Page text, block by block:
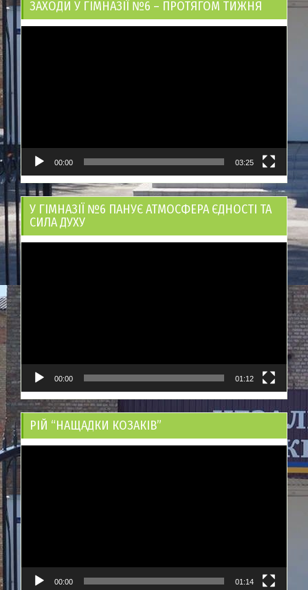
ЗАХОДИ У ГІМНАЗІЇ №6 – ПРОТЯГОМ ТИЖНЯ
00:00 03:25
У ГІМНАЗІЇ №6 ПАНУЄ АТМОСФЕРА ЄДНОСТІ ТА
СИЛА ДУХУ
00:00 01:12
РІЙ “НАЩАДКИ КОЗАКІВ”
00:00 01:14